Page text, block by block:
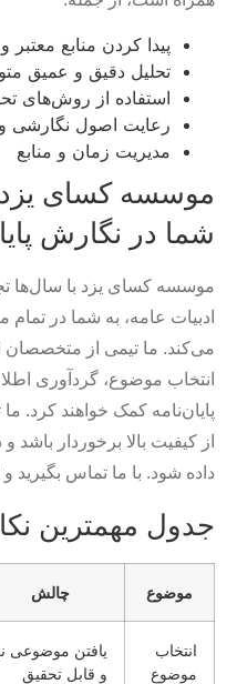
پیدا کردن منابع معتبر
تحلیل دقیق و عمیق
استفاده از روش‌های
رعایت اصول نگارشی و
مدیریت زمان و منابع
موسسه کسای
شما در نگارش
موسسه کسای یزد با سال‌ها
ادبیات عامه، به شما در
می‌کند. ما تیمی از متخصصان
انتخاب موضوع، گردآوری
پایان‌نامه کمک خواهند کرد.
از کیفیت بالا برخوردار
داده شود. با ما تماس بگیرید
جدول مهمترین
موضوع چالش
انتخاب
موضوع
یافتن موضوعی
و قابل تحقیق